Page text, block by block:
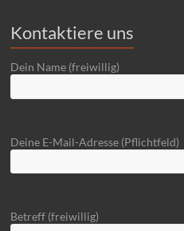
Kontaktiere uns
Dein Name (freiwillig)
Deine E-Mail-Adresse (Pflichtfeld)
Betreff (freiwillig)